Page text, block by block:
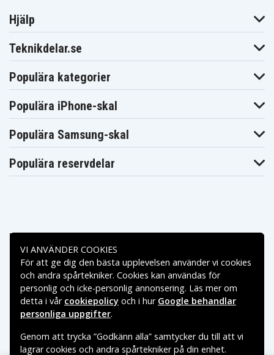
Hjälp
Teknikdelar.se
Populära kategorier
Populära iPhone-skal
Populära Samsung-skal
Populära reservdelar
Betalningsalternativ
Leveransalternativ
VI ANVÄNDER COOKIES
För att ge dig den bästa upplevelsen använder vi cookies
och andra spårtekniker. Cookies kan användas för
personlig och icke-personlig annonsering. Läs mer om
detta i vår cookiepolicy och i hur Google behandlar
personliga uppgifter.
Genom att trycka ”Godkänn alla” samtycker du till att vi
lagrar cookies och andra spårtekniker på din enhet.